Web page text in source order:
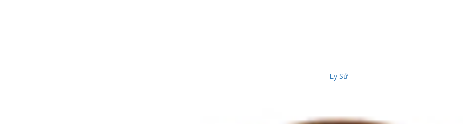
Ly Sứ